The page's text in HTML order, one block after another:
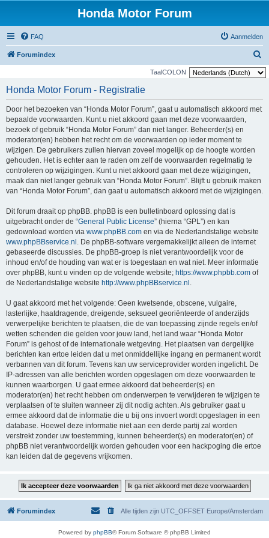
Honda Motor Forum
FAQ Aanmelden
Forumindex
o
TaalCOLON
Honda Motor Forum - Registratie
Door het bezoeken van “Honda Motor Forum”, gaat u automatisch akkoord met
bepaalde voorwaarden. Kunt u niet akkoord gaan met deze voorwaarden,
bezoek of gebruik “Honda Motor Forum” dan niet langer. Beheerder(s) en
moderator(en) hebben het recht om de voorwaarden op ieder moment te
wijzigen. De gebruikers zullen hiervan zoveel mogelijk op de hoogte worden
gehouden. Het is echter aan te raden om zelf de voorwaarden regelmatig te
controleren op wijzigingen. Kunt u niet akkoord gaan met deze wijzigingen,
maak dan niet langer gebruik van “Honda Motor Forum”. Blijft u gebruik maken
van “Honda Motor Forum”, dan gaat u automatisch akkoord met de wijzigingen.
Dit forum draait op phpBB. phpBB is een bulletinboard oplossing dat is
uitgebracht onder de “General Public License” (hierna “GPL”) en kan
gedownload worden via www.phpBB.com en via de Nederlandstalige website
www.phpBBservice.nl . De phpBB-software vergemakkelijkt alleen de internet
gebaseerde discussies. De phpBB-groep is niet verantwoordelijk voor de
inhoud en/of de houding van wat er is toegestaan en wat niet. Meer informatie
over phpBB, kunt u vinden op de volgende website; https://www.phpbb.com of
de Nederlandstalige website http://www.phpBBservice.nl .
U gaat akkoord met het volgende: Geen kwetsende, obscene, vulgaire,
lasterlijke, haatdragende, dreigende, seksueel georiënteerde of anderzijds
verwerpelijke berichten te plaatsen, die de van toepassing zijnde regels en/of
wetten schenden die gelden voor jouw land, het land waar “Honda Motor
Forum” is gehost of de internationale wetgeving. Het plaatsen van dergelijke
berichten kan ertoe leiden dat u met onmiddellijke ingang en permanent wordt
verbannen van dit forum. Tevens kan uw serviceprovider worden ingelicht. De
IP-adressen van alle berichten worden opgeslagen om deze voorwaarden te
kunnen waarborgen. U gaat ermee akkoord dat beheerder(s) en
moderator(en) het recht hebben om onderwerpen te verwijderen te wijzigen te
verplaatsen of te sluiten wanneer zij dit nodig achten. Als gebruiker gaat u
ermee akkoord dat de informatie die u bij ons invoert wordt opgeslagen in een
database. Hoewel deze informatie niet aan een derde partij zal worden
verstrekt zonder uw toestemming, kunnen beheerder(s) en moderator(en) of
phpBB niet verantwoordelijk worden gehouden voor een hackpoging die ertoe
kan leiden dat de gegevens vrijkomen.
Forumindex Alle tijden zijn UTC_OFFSET Europe/Amsterdam
Powered by phpBB® Forum Software © phpBB Limited